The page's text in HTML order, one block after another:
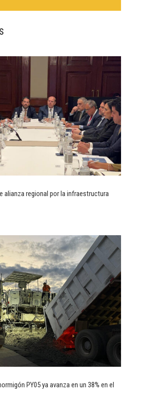
alianza regional por la infraestructura
PY05 ya avanza en un 38% en el